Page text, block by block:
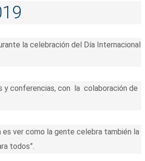
la celebración del Día Internacional
y conferencias, con la colaboración de
es ver como la gente celebra también la
todos”.